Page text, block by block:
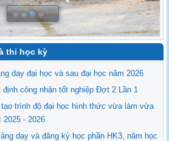
thi học kỳ
dạy đại học và sau đại học năm 2026
định công nhận tốt nghiệp Đợt 2 Lần 1
trình độ đại học hình thức vừa làm vừa
2025 - 2026
dạy và đăng ký học phần HK3, năm học